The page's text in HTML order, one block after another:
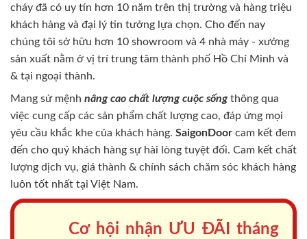
cháy đã có uy tín hơn 10 năm trên thị trường và hàng triệu
khách hàng và đại lý tin tưởng lựa chọn. Cho đến nay
chúng tôi sở hữu hơn 10 showroom và 4 nhà máy - xưởng
sản xuất nằm ở vị trí trung tâm thành phố Hồ Chí Minh và
& tại ngoại thành.
Mang sứ mệnh nâng cao chất lượng cuộc sốngthông qua
việc cung cấp các sản phẩm chất lượng cao, đáp ứng mọi
yêu cầu khắc khe của khách hàng. SaigonDoor cam kết đem
đến cho quý khách hàng sự hài lòng tuyệt đối. Cam kết chất
lượng dịch vụ, giá thành & chính sách chăm sóc khách hàng
luôn tốt nhất tại Việt Nam.
Cơ hội nhận ƯU ĐÃI tháng